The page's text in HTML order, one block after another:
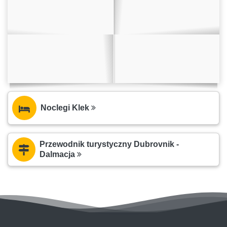
Noclegi Klek
Przewodnik turystyczny Dubrovnik -
Dalmacja